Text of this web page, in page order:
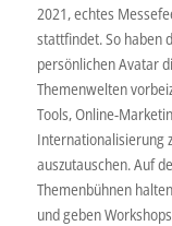
2021, echtes
stattfindet. So haben
persönlichen Avatar
Themenwelten
Tools, Online-
Internationalisierung
auszutauschen. Auf
Themenbühnen
und geben